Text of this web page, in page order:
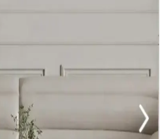
seçimler.
ve Konforu Bir Arada Sunan
ve yüksek konforu ile ev giyiminde öne
Dayanıklı malzemeleri ve çok yönlü
mekanlarda rahatlık sağlar.